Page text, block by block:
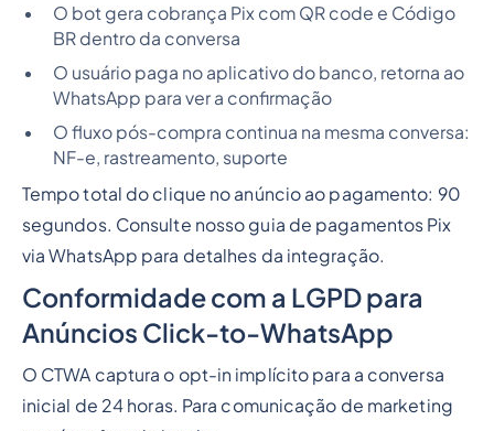
O bot gera cobrança Pix com QR code e Código
BR dentro da conversa
O usuário paga no aplicativo do banco, retorna ao
WhatsApp para ver a confirmação
O fluxo pós-compra continua na mesma conversa:
NF-e, rastreamento, suporte
Tempo total do clique no anúncio ao pagamento: 90
segundos. Consulte nosso guia de pagamentos Pix
via WhatsApp para detalhes da integração.
Conformidade com a LGPD para
Anúncios Click-to-WhatsApp
O CTWA captura o opt-in implícito para a conversa
inicial de 24 horas. Para comunicação de marketing